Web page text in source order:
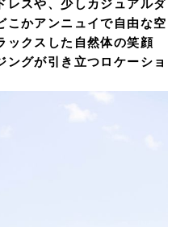
レスや、少しカジュアルダ
こかアンニュイで自由な空
ックスした自然体の笑顔
グが引き立つロケーショ